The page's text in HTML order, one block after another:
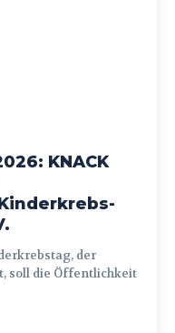
KNACK
soll die Öffentlichkeit